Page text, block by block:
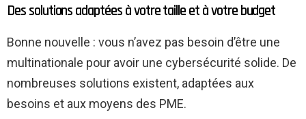
Des solutions adaptées à votre taille et à votre budget
Bonne nouvelle : vous n’avez pas besoin d’être une
multinationale pour avoir une cybersécurité solide. De
nombreuses solutions existent, adaptées aux
besoins et aux moyens des PME.